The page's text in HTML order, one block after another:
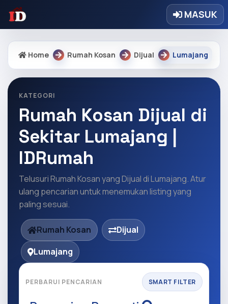
MASUK
Home Rumah Kosan Dijual Lumajang
KATEGORI
Rumah Kosan Dijual di
Sekitar Lumajang |
IDRumah
Telusuri Rumah Kosan yang Dijual di Lumajang. Atur
ulang pencarian untuk menemukan listing yang
paling sesuai.
Rumah Kosan
Dijual
Lumajang
PERBARUI PENCARIAN SMART FILTER